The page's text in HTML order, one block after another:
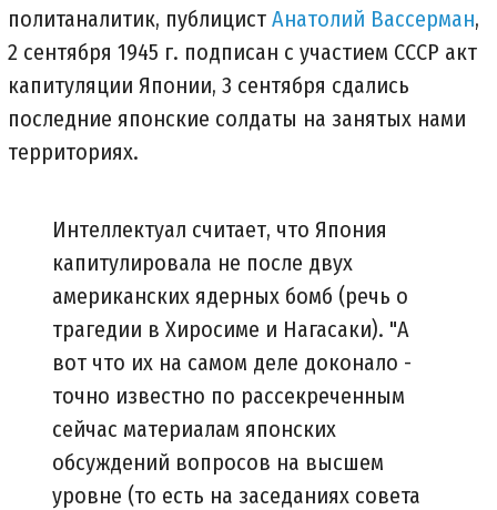
политаналитик, публицист Анатолий Вассерман,
2 сентября 1945 г. подписан с участием СССР акт
капитуляции Японии, 3 сентября сдались
последние японские солдаты на занятых нами
территориях.
Интеллектуал считает, что Япония
капитулировала не после двух
американских ядерных бомб (речь о
трагедии в Хиросиме и Нагасаки). "А
вот что их на самом деле доконало -
точно известно по рассекреченным
сейчас материалам японских
обсуждений вопросов на высшем
уровне (то есть на заседаниях совета